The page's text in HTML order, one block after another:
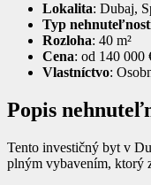
Lokalita: Dubaj,
Typ
Rozloha: 40 m²
Cena: od 140 000
Vlastníctvo:
Popis
Tento investičný byt v
plným vybavením, ktorý